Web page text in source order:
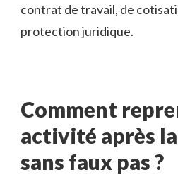
contrat de travail, de
protection juridique.
Comment
activité après
sans faux pas?